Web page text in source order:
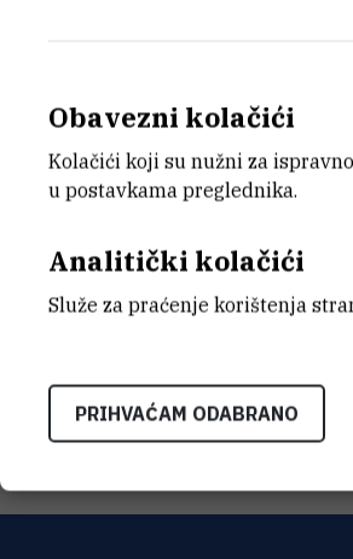
E-MAIL
Antun.Cicic@irb.hr
MOBITEL
+385 99 323 9638
Obavezni kolačići
Kolačići koji su nužni za
u postavkama preglednika.
Analitički kolačići
Služe za praćenje korištenja
PRIHVAĆAM ODABRANO